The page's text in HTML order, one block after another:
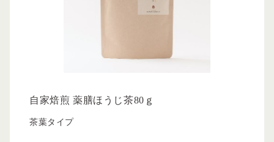
自家焙煎 薬膳ほうじ茶80ｇ
茶葉タイプ